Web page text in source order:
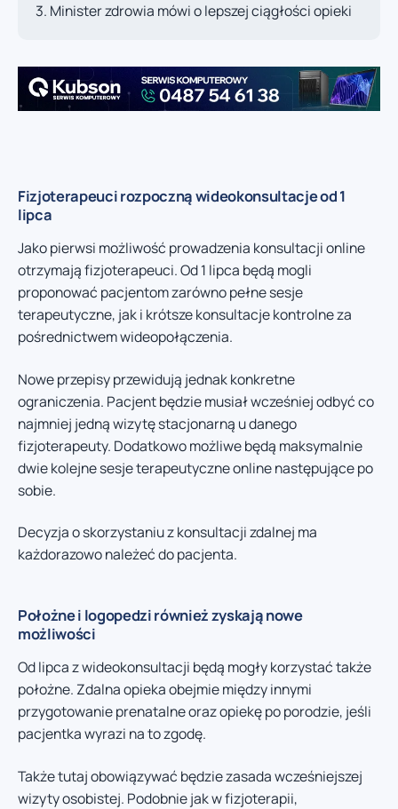
Minister zdrowia mówi o lepszej ciągłości opieki
Fizjoterapeuci rozpoczną wideokonsultacje od 1
lipca
Jako pierwsi możliwość prowadzenia konsultacji online
otrzymają fizjoterapeuci. Od 1 lipca będą mogli
proponować pacjentom zarówno pełne sesje
terapeutyczne, jak i krótsze konsultacje kontrolne za
pośrednictwem wideopołączenia.
Nowe przepisy przewidują jednak konkretne
ograniczenia. Pacjent będzie musiał wcześniej odbyć co
najmniej jedną wizytę stacjonarną u danego
fizjoterapeuty. Dodatkowo możliwe będą maksymalnie
dwie kolejne sesje terapeutyczne online następujące po
sobie.
Decyzja o skorzystaniu z konsultacji zdalnej ma
każdorazowo należeć do pacjenta.
Położne i logopedzi również zyskają nowe
możliwości
Od lipca z wideokonsultacji będą mogły korzystać także
położne. Zdalna opieka obejmie między innymi
przygotowanie prenatalne oraz opiekę po porodzie, jeśli
pacjentka wyrazi na to zgodę.
Także tutaj obowiązywać będzie zasada wcześniejszej
wizyty osobistej. Podobnie jak w fizjoterapii,